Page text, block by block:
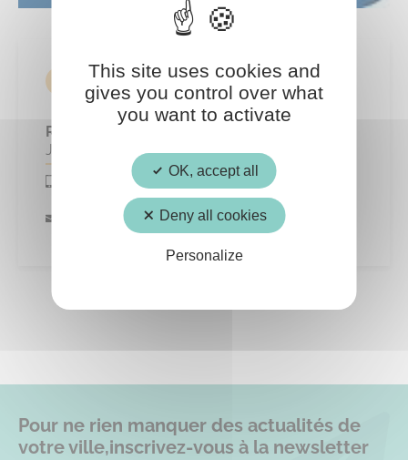
CONTACT
Responsable
Jean Philippe BONNEL
crepy.600@secours-catholique.org
Pour ne rien manquer des actualités de
votre ville,inscrivez-vous à la newsletter
This site uses cookies and
gives you control over what
you want to activate
OK, accept all
Deny all cookies
Personalize